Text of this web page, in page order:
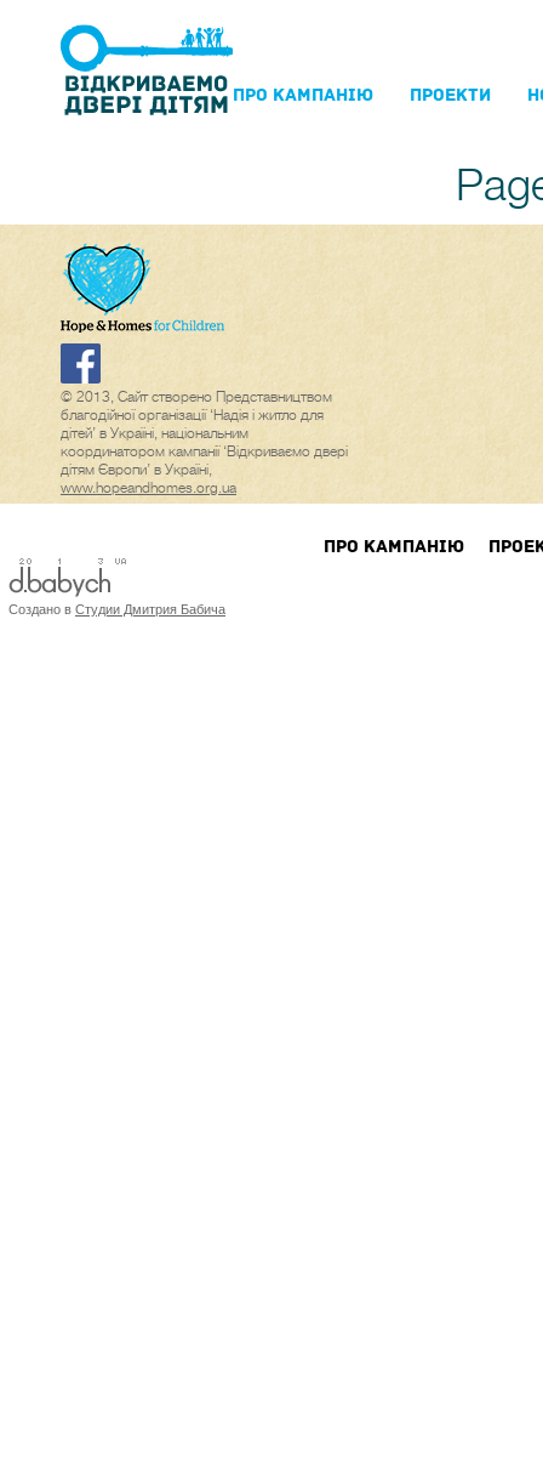
ПРО КАМПАНIЮ ПРОЕКТИ
© 2013, Сайт створено Представництвом
благодійної організації ‘Надія і житло для
дітей’ в Україні, національним
координатором кампанії ‘Відкриваємо двері
дітям Європи’ в Україні,
www.hopeandhomes.org.ua
ПРО КАМПАНIЮ
Создано в Студии Дмитрия Бабича